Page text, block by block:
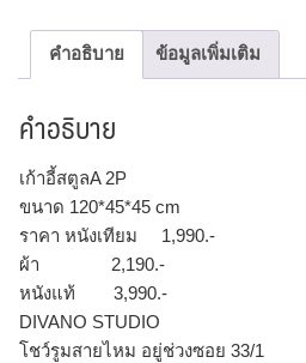
คำอธิบาย ข้อมูลเพิ่มเติม
คำอธิบาย
เก้าอี้สตูลA 2P
ขนาด 120*45*45 cm
ราคา หนังเทียม 1,990.-
ผ้า 2,190.-
หนังแท้ 3,990.-
DIVANO STUDIO
โชว์รูมสายไหม อยู่ช่วงซอย 33/1